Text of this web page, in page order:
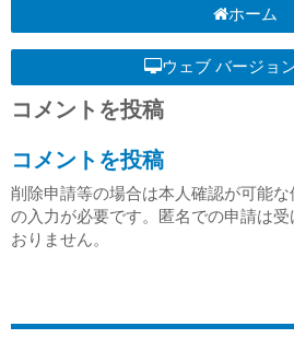
ホーム
ウェブ バージョ
コメントを投稿
コメントを投稿
削除申請等の場合は本人確認が可能な
の入力が必要です。匿名での申請は受
おりません。